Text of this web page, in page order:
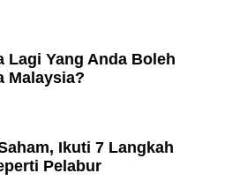
Lagi Yang Anda Boleh
Malaysia?
Ikuti 7 Langkah
Pelabur